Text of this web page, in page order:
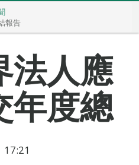
報告
法人應
年度總
17:21